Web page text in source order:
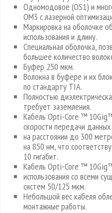
Одномодовое (OS1) и
OM3 c лазерной
Маркировка на оболочке
использования и длину.
Специальная оболочка,
большее количество
Буфер 250 мкм.
Волокна в буфере и их
по стандарту TIA.
Полностью
требует заземления.
Кабель Opti-Core ™
скорости передачи
на расстоянии до 300
на 850 нм, что
10 гигабит.
Кабель Opti-Core ™
использования со всеми
систем 50/125 мкм.
Небольшой вес кабеля
монтажные работы.